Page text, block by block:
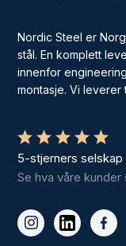
Nordic Steel er
stål. En komplett
innenfor
montasje. Vi leverer
5-stjerners selskap
Se hva våre kunder